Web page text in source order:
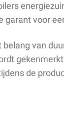
garant voor
van
de